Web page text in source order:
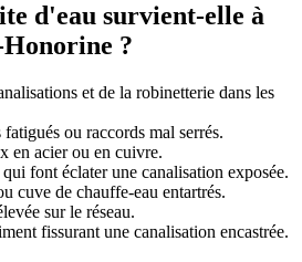
d'eau survient-elle à
?
et de la robinetterie dans les
ou raccords mal serrés.
en acier ou en cuivre.
font éclater une canalisation exposée.
cuve de chauffe-eau entartrés.
sur le réseau.
fissurant une canalisation encastrée.